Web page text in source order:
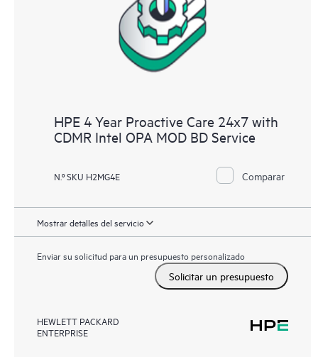
HPE 4 Year Proactive Care 24x7 with
CDMR Intel OPA MOD BD Service
N.º SKU H2MG4E Comparar
Mostrar detalles del servicio
Enviar su solicitud para un presupuesto personalizado
Solicitar un presupuesto
HEWLETT PACKARD
ENTERPRISE